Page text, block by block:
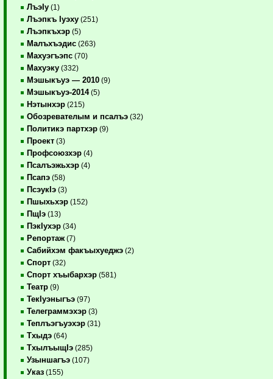
ЛъэIу (1)
Лъэпкъ Iуэху (251)
Лъэпкъхэр (5)
Малъхъэдис (263)
Махуэгъэпс (70)
Махуэку (332)
Мэшыкъуэ — 2010 (9)
Мэшыкъуэ-2014(5)
Нэтынхэр (215)
Обозревателым и псалъэ (32)
Политикэ партхэр (9)
Проект (3)
Профсоюзхэр (4)
Псалъэжьхэр (4)
Псапэ (58)
ПсэукIэ (3)
Пшыхьхэр (152)
ПщIэ (13)
ПэкIухэр (34)
Репортаж (7)
Сабийхэм факъыхуеджэ (2)
Спорт (32)
Спорт хъыбархэр (581)
Театр (9)
ТекIуэныгъэ (97)
Телеграммэхэр (3)
Теплъэгъуэхэр (31)
Тхыдэ (64)
ТхылъыщIэ (285)
Узыншагъэ (107)
Указ (155)